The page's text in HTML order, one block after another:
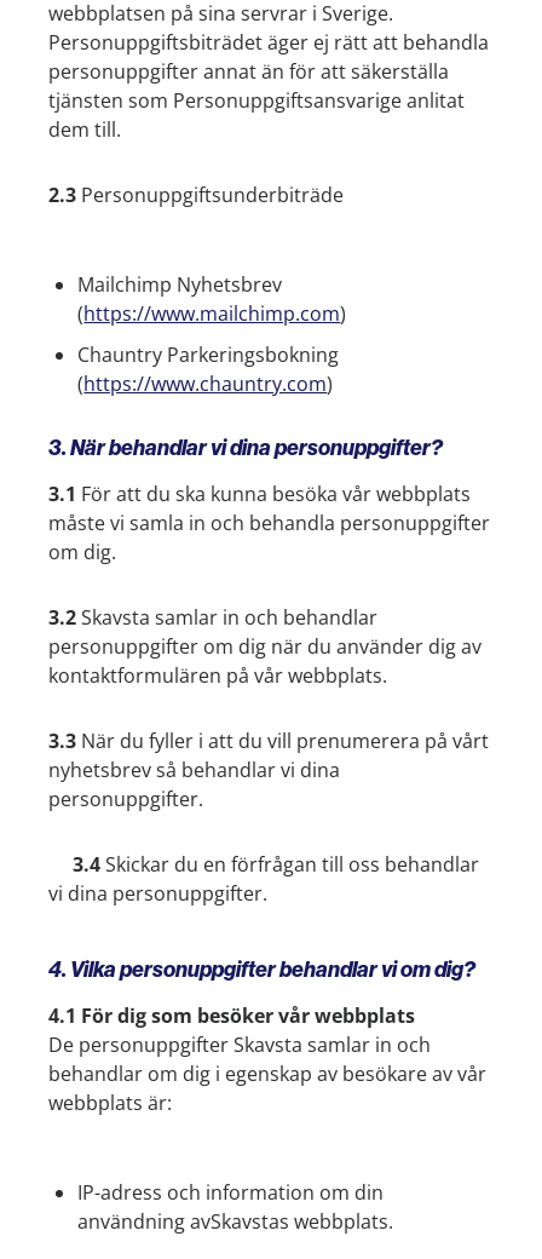
webbplatsen på sina servrar i Sverige.
Personuppgiftsbiträdet äger ej rätt att behandla
personuppgifter annat än för att säkerställa
tjänsten som Personuppgiftsansvarige anlitat
dem till.
2.3 Personuppgiftsunderbiträde
Mailchimp Nyhetsbrev
(https://www.mailchimp.com)
Chauntry Parkeringsbokning
(https://www.chauntry.com)
3. När behandlar vi dina personuppgifter?
3.1 För att du ska kunna besöka vår webbplats
måste vi samla in och behandla personuppgifter
om dig.
3.2Skavsta samlar in och behandlar
personuppgifter om dig när du använder dig av
kontaktformulären på vår webbplats.
3.3 När du fyller i att du vill prenumerera på vårt
nyhetsbrev så behandlar vi dina
personuppgifter.
3.4Skickar du en förfrågan till oss behandlar
vi dina personuppgifter.
4. Vilka personuppgifter behandlar vi om dig?
4.1 För dig som besöker vår webbplats
De personuppgifter Skavsta samlar in och
behandlar om dig i egenskap av besökare av vår
webbplats är:
IP-adress och information om din
användning avSkavstas webbplats.